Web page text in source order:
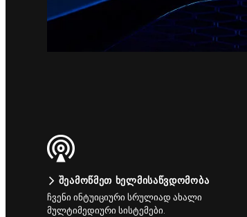
ᲨᲔᲐᲛᲝᲬᲛᲔᲗ ᲮᲔᲚᲛᲘᲡᲐᲬᲕᲓᲝᲛᲝᲑᲐ
ჩვენი ინტუიციური სრულიად ახალი
მულტიმედიური სისტემები.